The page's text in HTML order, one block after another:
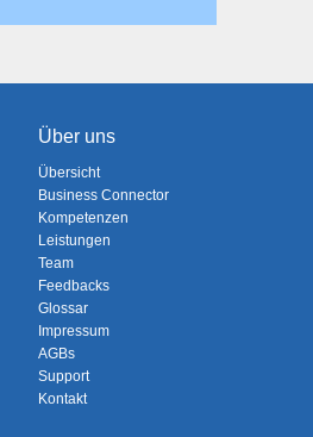
Über uns
Übersicht
Business Connector
Kompetenzen
Leistungen
Team
Feedbacks
Glossar
Impressum
AGBs
Support
Kontakt